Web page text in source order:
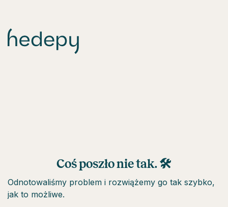
Coś poszło nie tak. 🛠
Odnotowaliśmy problem i rozwiążemy go tak szybko,
jak to możliwe.